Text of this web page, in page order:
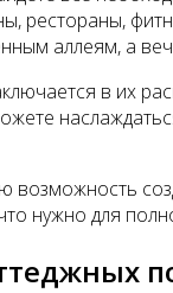
рестораны,
аллеям, а
в их
возможность
нужно для